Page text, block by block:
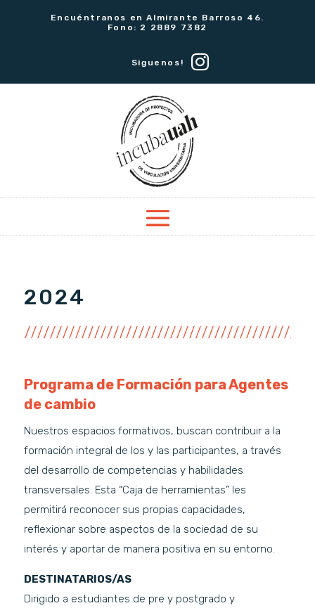
Encuéntranos en Almirante Barroso 46.
Fono: 2 2889 7382
Siguenos!
2024
Programa de Formación para Agentes
de cambio
Nuestros espacios formativos, buscan contribuir a la
formación integral de los y las participantes, a través
del desarrollo de competencias y habilidades
transversales. Esta “Caja de herramientas” les
permitirá reconocer sus propias capacidades,
reflexionar sobre aspectos de la sociedad de su
interés y aportar de manera positiva en su entorno.
DESTINATARIOS/AS
Dirigido a estudiantes de pre y postgrado y